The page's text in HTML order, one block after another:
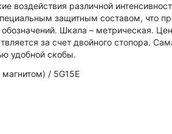
воздействия различной
защитным составом, что
Шкала – метрическая.
за счет двойного стопора.
удобной скобы.
/ 5G15E